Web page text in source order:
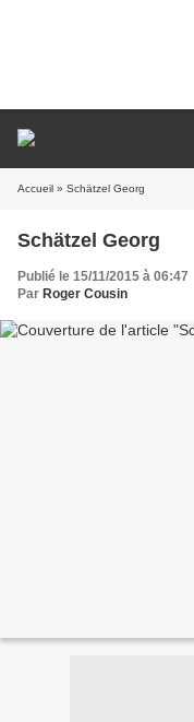
Accueil » Schätzel Georg
Schätzel Georg
Publié le 15/11/2015 à 06:47
Par Roger Cousin